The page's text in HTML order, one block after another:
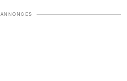
ANNONCES